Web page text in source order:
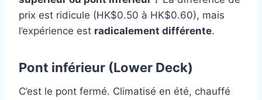
prix est ridicule (HK$0.50 à HK$0.60), mais
l’expérience est radicalement différente.
Pont inférieur (Lower Deck)
C’est le pont fermé. Climatisé en été, chauffé